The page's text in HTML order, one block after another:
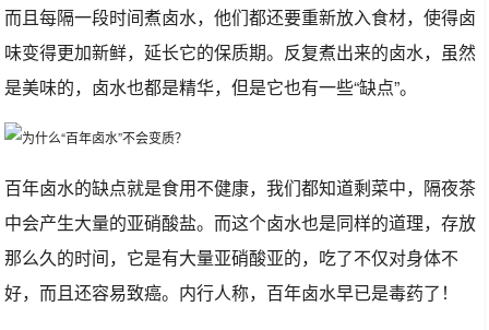
而且每隔一段时间煮卤水，他们都还要重新放入食材，使得卤
味变得更加新鲜，延长它的保质期。反复煮出来的卤水，虽然
是美味的，卤水也都是精华，但是它也有一些“缺点”。
百年卤水的缺点就是食用不健康，我们都知道剩菜中，隔夜茶
中会产生大量的亚硝酸盐。而这个卤水也是同样的道理，存放
那么久的时间，它是有大量亚硝酸亚的，吃了不仅对身体不
好，而且还容易致癌。内行人称，百年卤水早已是毒药了！